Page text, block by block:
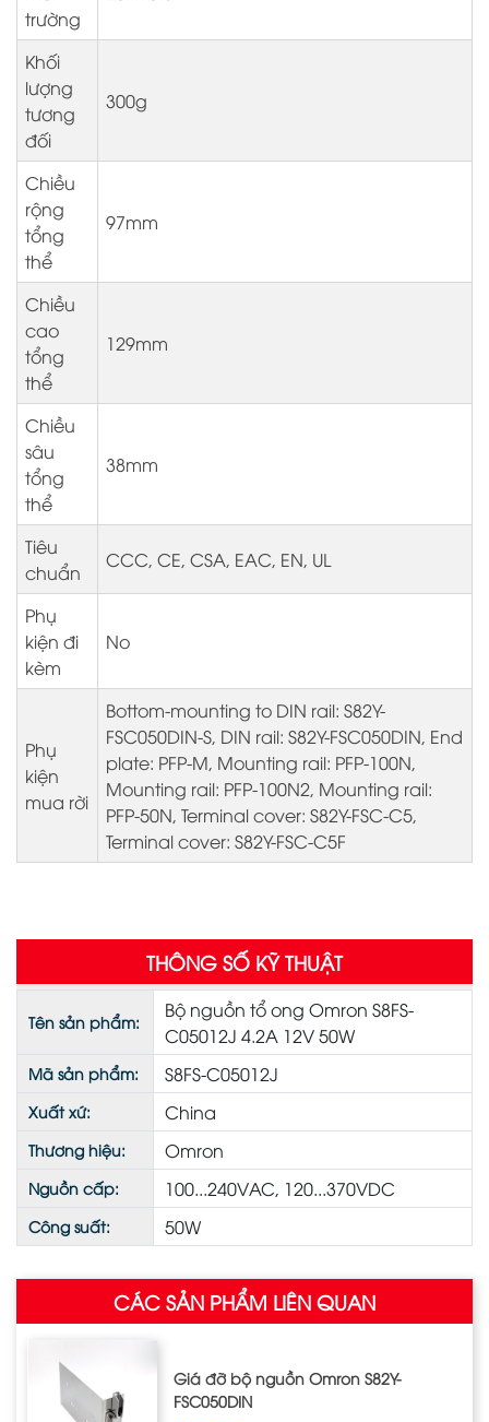
trường
Khối
lượng
tương
đối
300g
Chiều
rộng
tổng
thể
97mm
Chiều
cao
tổng
thể
129mm
Chiều
sâu
tổng
thể
38mm
Tiêu
chuẩn
CCC, CE, CSA, EAC, EN, UL
Phụ
kiện đi
kèm
No
Phụ
kiện
mua rời
Bottom-mounting to DIN rail: S82Y-
FSC050DIN-S, DIN rail: S82Y-FSC050DIN, End
plate: PFP-M, Mounting rail: PFP-100N,
Mounting rail: PFP-100N2, Mounting rail:
PFP-50N, Terminal cover: S82Y-FSC-C5,
Terminal cover: S82Y-FSC-C5F
THÔNG SỐ KỸ THUẬT
Tên sản phẩm:
Bộ nguồn tổ ong Omron S8FS-
C05012J 4.2A 12V 50W
Mã sản phẩm: S8FS-C05012J
Xuất xứ: China
Thương hiệu: Omron
Nguồn cấp: 100...240VAC, 120...370VDC
Công suất: 50W
CÁC SẢN PHẨM LIÊN QUAN
Giá đỡ bộ nguồn Omron S82Y‐
FSC050DIN